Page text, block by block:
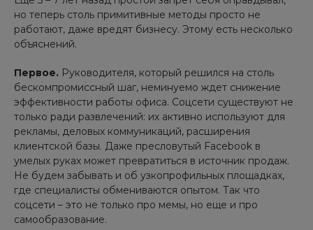
но теперь столь примитивные методы просто не
работают, даже вредят бизнесу. Этому есть несколько
объяснений.
Первое. Руководителя, который решился на столь
бескомпромиссный шаг, неминуемо ждет снижение
эффективности работы офиса. Соцсети существуют не
только ради развлечений: их активно используют для
рекламы, деловых коммуникаций, расширения
клиентской базы. Даже пресловутый Facebook в
умелых руках может превратиться в источник продаж.
Не будем забывать и об узкопрофильных площадках,
где специалисты обмениваются опытом. Так что
соцсети – это не только про мемы, но еще и про
самообразование.